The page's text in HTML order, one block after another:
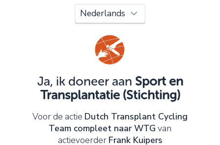
Ja, ik doneer aan Sport en
Transplantatie (Stichting)
Voor de actie Dutch Transplant Cycling
Team compleet naar WTG van
actievoerder Frank Kuipers
Oeps!
Je kunt nog niet verder vanwege:
Controleer en verbeter je invoer en probeer het
OK